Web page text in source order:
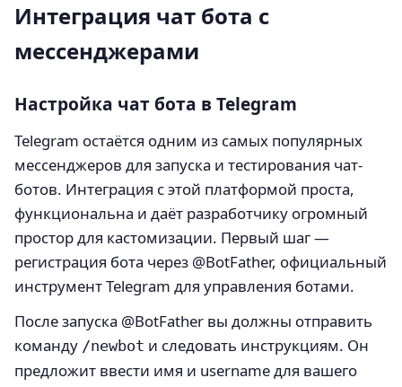
Интеграция чат бота с
мессенджерами
Настройка чат бота в Telegram
Telegram остаётся одним из самых популярных
мессенджеров для запуска и тестирования чат-
ботов. Интеграция с этой платформой проста,
функциональна и даёт разработчику огромный
простор для кастомизации. Первый шаг —
регистрация бота через @BotFather, официальный
инструмент Telegram для управления ботами.
После запуска @BotFather вы должны отправить
команду /newbot и следовать инструкциям. Он
предложит ввести имя и username для вашего